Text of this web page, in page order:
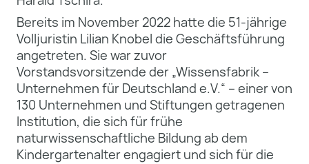
Bereits im November 2022 hatte die 51-jährige
Volljuristin Lilian Knobel die Geschäftsführung
angetreten. Sie war zuvor
Vorstandsvorsitzende der „Wissensfabrik –
Unternehmen für Deutschland e.V.“ – einer von
130 Unternehmen und Stiftungen getragenen
Institution, die sich für frühe
naturwissenschaftliche Bildung ab dem
Kindergartenalter engagiert und sich für die